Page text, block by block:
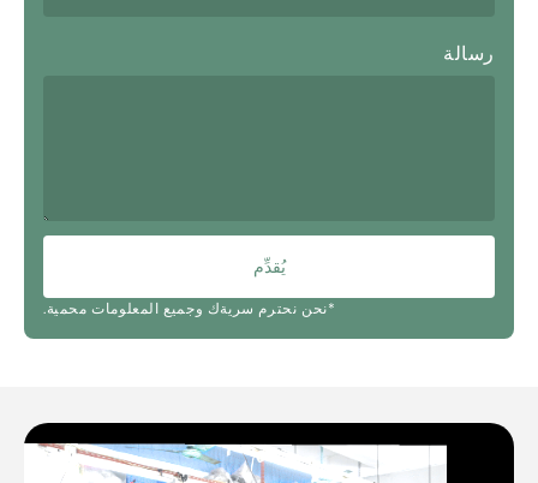
رسالة
يُقدِّم
*نحن نحترم سريةك وجميع المعلومات محمية.